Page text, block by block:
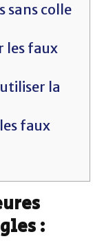
sans colle
les faux
la
faux
: